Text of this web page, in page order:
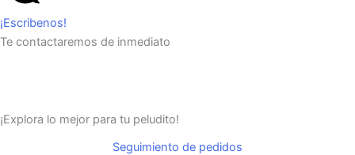
¡Escribenos!
Te contactaremos de inmediato
¡Explora lo mejor para tu peludito!
Seguimiento de pedidos